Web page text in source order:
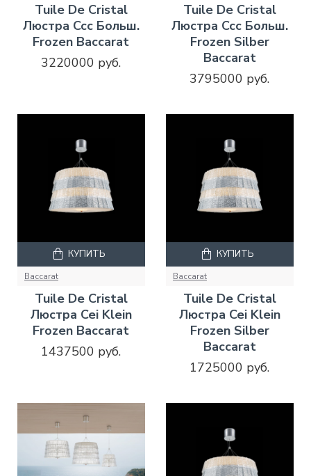
Tuile De Cristal
Люстра Ccc Больш.
Frozen Baccarat
3220000 руб.
Tuile De Cristal
Люстра Ccc Больш.
Frozen Silber
Baccarat
3795000 руб.
Baccarat
Tuile De Cristal
Люстра Cei Klein
Frozen Baccarat
1437500 руб.
КУПИТЬ
Baccarat
Tuile De Cristal
Люстра Cei Klein
Frozen Silber
Baccarat
1725000 руб.
КУПИТЬ